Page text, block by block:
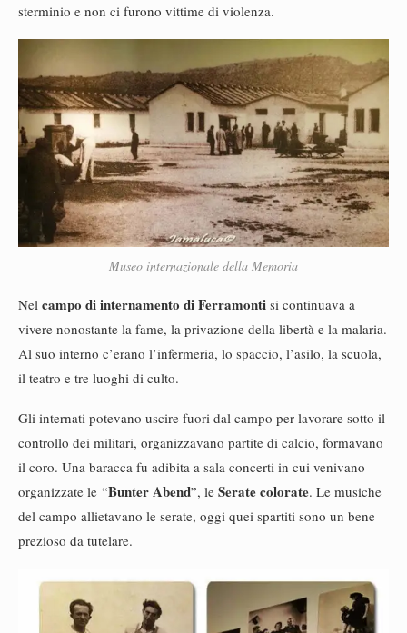
sterminio e non ci furono vittime di violenza.
Museo internazionale della Memoria
Nel campo di internamento di Ferramonti si continuava a
vivere nonostante la fame, la privazione della libertà e la malaria.
Al suo interno c’erano l’infermeria, lo spaccio, l’asilo, la scuola,
il teatro e tre luoghi di culto.
Gli internati potevano uscire fuori dal campo per lavorare sotto il
controllo dei militari, organizzavano partite di calcio, formavano
il coro. Una baracca fu adibita a sala concerti in cui venivano
organizzate le “Bunter Abend”, le Serate colorate. Le musiche
del campo allietavano le serate, oggi quei spartiti sono un bene
prezioso da tutelare.